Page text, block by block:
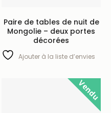
Paire de tables de nuit de
Mongolie – deux portes
décorées
Ajouter à la liste d’envies
Vendu